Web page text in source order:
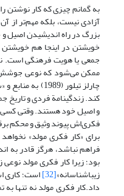
به گمانم چیزی که کار نوشتن
آزادی نیست، بلکه مهم‌تر از
بزرگ در راه اندیشیدن اصیل
خویشتن در اینجا هم
جمعی یا هویت فرهنگی است.
ممکن می‌شود که نوعی جوشش
چارلز تیلور (1989) به منابع و «سرچشمه‌های خود»
کند. زندگینامة فردی و
و اصیل خود هستند. وقتی کسی
فکری‌اش پیوند وثیق و محکم
برای «کار فکری مولد»
فراهم نباشد، هرگز قادر به
بود؛ زیرا کار فکری مولد
زیباشناسانه»[32] است؛ کاری
داد.کار فکری مولد نه تنها